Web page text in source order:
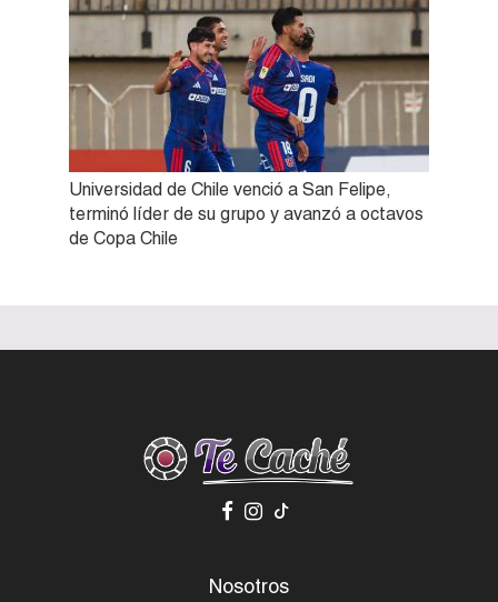
Universidad de Chile venció a San Felipe,
terminó líder de su grupo y avanzó a octavos
de Copa Chile
Nosotros